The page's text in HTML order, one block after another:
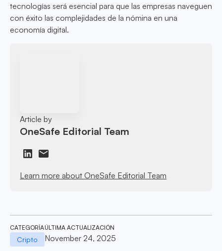
tecnologías será esencial para que las empresas naveguen
con éxito las complejidades de la nómina en una
economía digital.
Article by
OneSafe Editorial Team
Learn more about OneSafe Editorial Team
CATEGORÍA
Cripto
ÚLTIMA ACTUALIZACIÓN
November 24, 2025